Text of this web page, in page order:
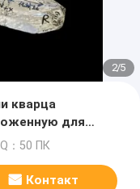
2/5
кварца
для
：50 ПК
Контакт